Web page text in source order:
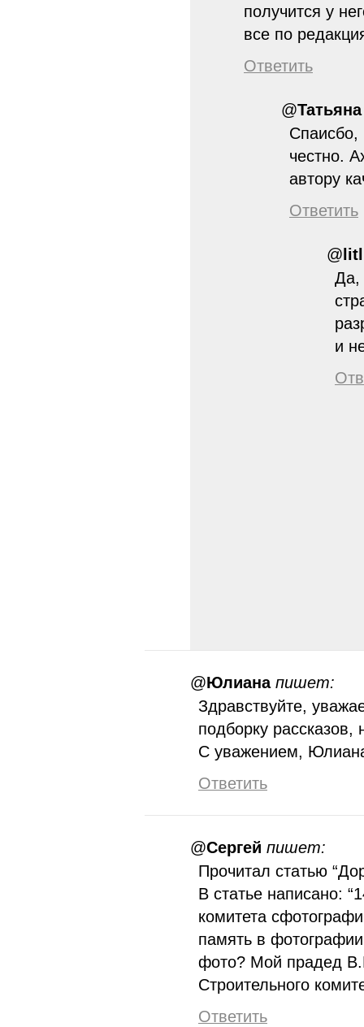
получится у
все по
Ответить
@Татьяна
Спаисбо,
честно.
автору
Ответить
@
Да,
и
@Юлиана пишет:
Здравствуйте,
подборку
С уважением,
Ответить
@Сергей пишет:
Прочитал статью
В статье написано:
комитета
память в
фото? Мой прадед
Строительного
Ответить